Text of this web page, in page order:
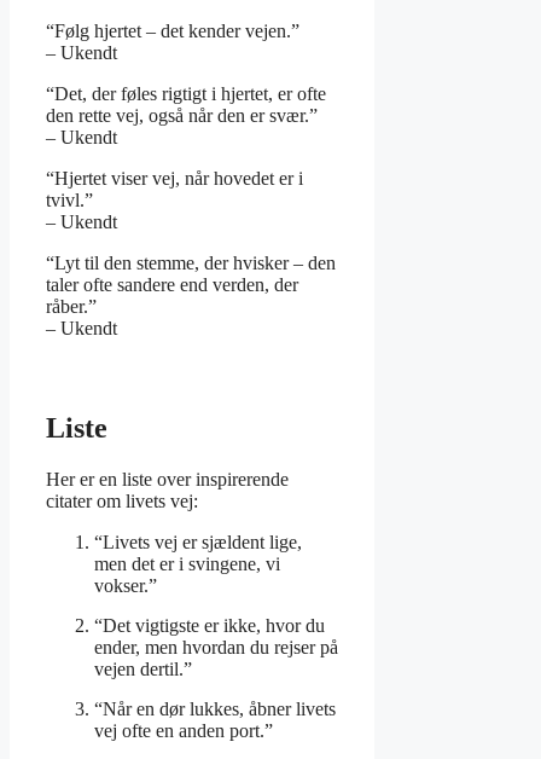
“Følg hjertet – det kender vejen.”
– Ukendt
“Det, der føles rigtigt i hjertet, er ofte
den rette vej, også når den er svær.”
– Ukendt
“Hjertet viser vej, når hovedet er i
tvivl.”
– Ukendt
“Lyt til den stemme, der hvisker – den
taler ofte sandere end verden, der
råber.”
– Ukendt
Liste
Her er en liste over inspirerende
citater om livets vej:
“Livets vej er sjældent lige,
men det er i svingene, vi
vokser.”
“Det vigtigste er ikke, hvor du
ender, men hvordan du rejser på
vejen dertil.”
“Når en dør lukkes, åbner livets
vej ofte en anden port.”